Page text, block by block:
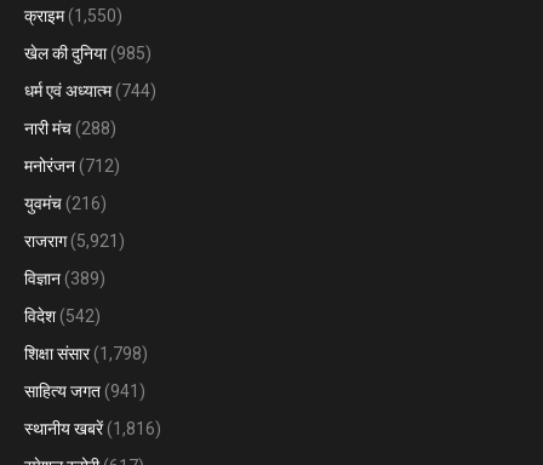
क्राइम(1,550)
खेल की दुनिया(985)
धर्म एवं अध्यात्म(744)
नारी मंच (288)
मनोरंजन (712)
युवमंच (216)
राजराग(5,921)
विज्ञान (389)
विदेश (542)
शिक्षा संसार(1,798)
साहित्य जगत (941)
स्थानीय खबरें(1,816)